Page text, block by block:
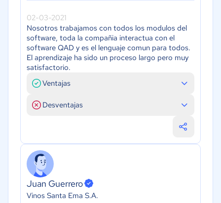
02-03-2021
Nosotros trabajamos con todos los modulos del
software, toda la compañia interactua con el
software QAD y es el lenguaje comun para todos.
El aprendizaje ha sido un proceso largo pero muy
satisfactorio.
Ventajas
Desventajas
Juan Guerrero
Vinos Santa Ema S.A.